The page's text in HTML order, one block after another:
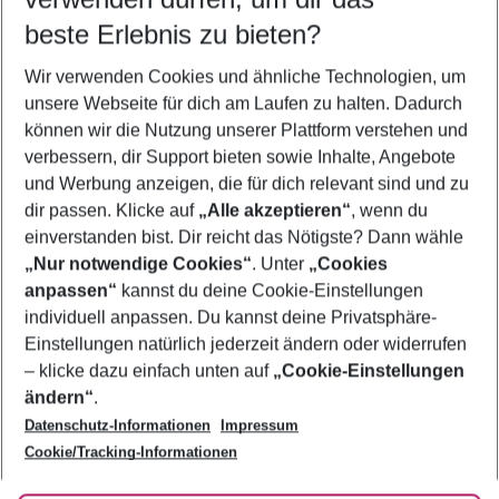
5-8 Nächte
2 Erwachsene Keine Kinder
Mehr Filter anzeigen
Footer
Footer navigation
Über uns
AGB
Bestpreisgarantie
Cookie-Einstellungen ändern
Cookie-Richtlinie
Agenturbetreuung
Barrierefreies Reisen
Folge uns
beste Erlebnis zu bieten?
Wir verwenden Cookies und ähnliche Technologien, um
unsere Webseite für dich am Laufen zu halten. Dadurch
können wir die Nutzung unserer Plattform verstehen und
verbessern, dir Support bieten sowie Inhalte, Angebote
und Werbung anzeigen, die für dich relevant sind und zu
dir passen. Klicke auf „Alle akzeptieren“, wenn du
einverstanden bist. Dir reicht das Nötigste? Dann wähle
„Nur notwendige Cookies“. Unter „Cookies
anpassen“ kannst du deine Cookie-Einstellungen
individuell anpassen. Du kannst deine Privatsphäre-
Einstellungen natürlich jederzeit ändern oder widerrufen
– klicke dazu einfach unten auf „Cookie-Einstellungen
ändern“.
Datenschutz-Informationen
Impressum
Cookie/Tracking-Informationen